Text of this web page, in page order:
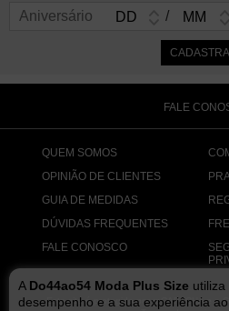
A Do44ao54 Moda Plus Size
desempenho e a sua experiência
Aniversário /
FALE
QUEM SOMOS
OPINIÃO DE CLIENTES
GUIA DE MEDIDAS
DÚVIDAS FREQUENTES
FALE CONOSCO
Este site é protegido por reCAPTCHA e o